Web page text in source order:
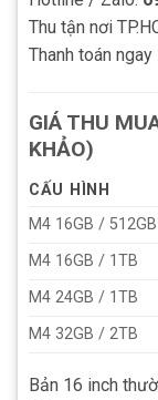
Thu tận nơi
Thanh toán ngay
GIÁ THU
KHẢO)
CẤU HÌNH
M4 16GB / 512GB
M4 16GB / 1TB
M4 24GB / 1TB
M4 32GB / 2TB
Bản 16 inch